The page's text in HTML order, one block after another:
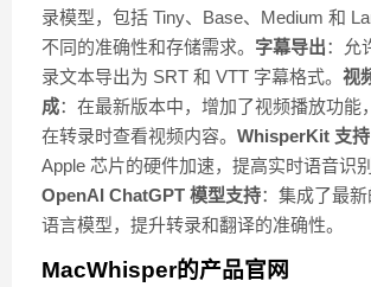
录模型，包括 Tiny、Base、Medium 和
不同的准确性和存储需求。 字幕导出：允
录文本导出为 SRT 和 VTT 字幕格式。 视
成：在最新版本中，增加了视频播放功能
在转录时查看视频内容。 WhisperKit 支持
Apple 芯片的硬件加速，提高实时语音识
OpenAI ChatGPT 模型支持：集成了最
语言模型，提升转录和翻译的准确性。
MacWhisper的产品官网